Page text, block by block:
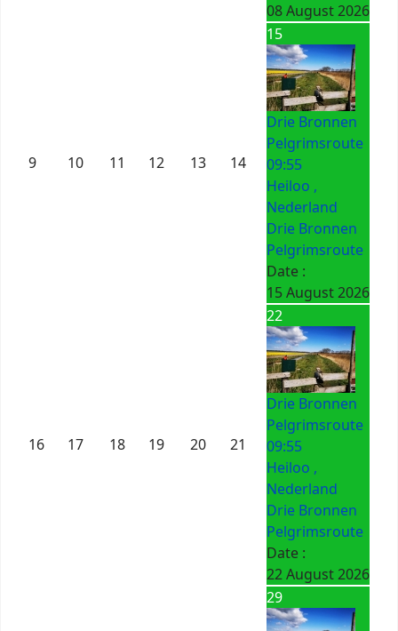
08 August 2026
9 10 11 12 13 14
15
Drie Bronnen
Pelgrimsroute
09:55
Heiloo ,
Nederland
Drie Bronnen
Pelgrimsroute
Date :
15 August 2026
16 17 18 19 20 21
22
Drie Bronnen
Pelgrimsroute
09:55
Heiloo ,
Nederland
Drie Bronnen
Pelgrimsroute
Date :
22 August 2026
29